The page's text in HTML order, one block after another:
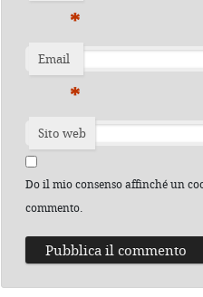
*
Email
*
Sito web
Do il mio consenso affinché un
commento.